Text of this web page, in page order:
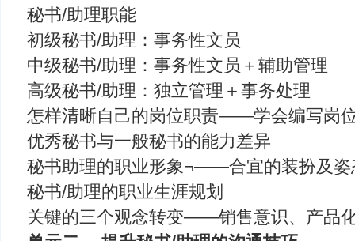
秘书/助理职能
初级秘书/助理：事务性文员
中级秘书/助理：事务性文员＋辅助管理
高级秘书/助理：独立管理＋事务处理
怎样清晰自己的岗位职责――学会编写岗
优秀秘书与一般秘书的能力差异
秘书助理的职业形象¬——合宜的装扮及姿
秘书/助理的职业生涯规划
关键的三个观念转变——销售意识、产品